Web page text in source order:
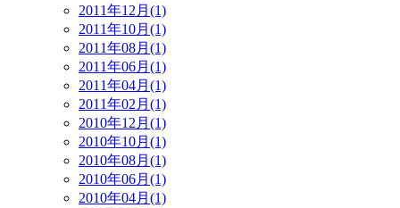
2011年12月(1)
2011年10月(1)
2011年08月(1)
2011年06月(1)
2011年04月(1)
2011年02月(1)
2010年12月(1)
2010年10月(1)
2010年08月(1)
2010年06月(1)
2010年04月(1)